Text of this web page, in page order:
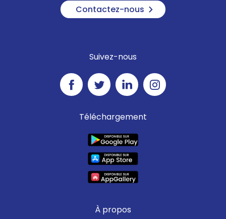
Contactez-nous
Suivez-nous
Téléchargement
À propos